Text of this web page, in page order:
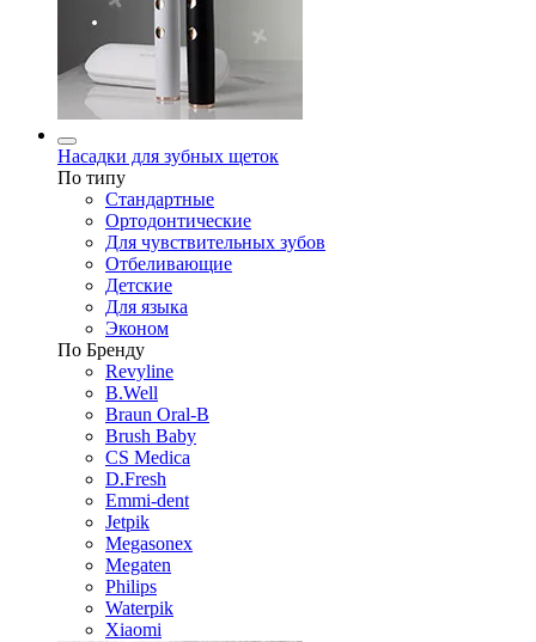
Насадки для зубных щеток
По типу
Стандартные
Ортодонтические
Для чувствительных зубов
Отбеливающие
Детские
Для языка
Эконом
По Бренду
Revyline
B.Well
Braun Oral-B
Brush Baby
CS Medica
D.Fresh
Emmi-dent
Jetpik
Megasonex
Megaten
Philips
Waterpik
Xiaomi